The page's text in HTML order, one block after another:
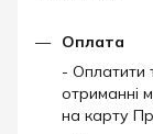
Оплата
- Оплатити
отриманні
на карту